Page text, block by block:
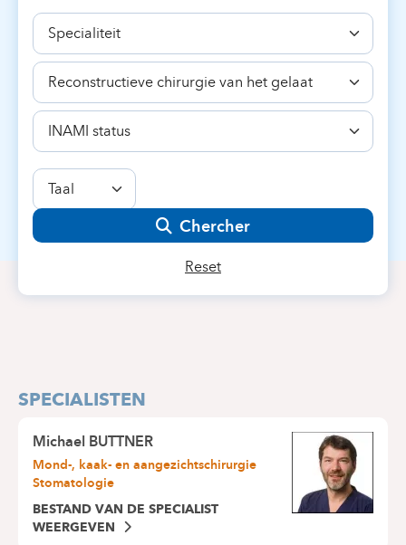
Specialiteit
Bekwaamheid
INAMI
status
Taal
Chercher
Reset
SPECIALISTEN
Michael BUTTNER
Mond-, kaak- en aangezichtschirurgie
Stomatologie
BESTAND VAN DE SPECIALIST
WEERGEVEN